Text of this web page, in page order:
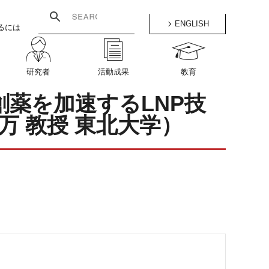
研究者 活動成果 教育
には ENGLISH
を加速するLNP技
教授 東北大学）